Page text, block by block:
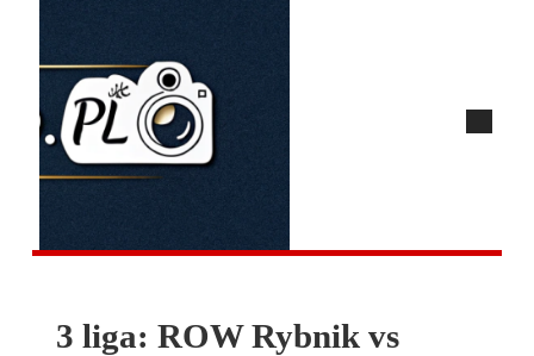
3 liga: ROW Rybnik vs